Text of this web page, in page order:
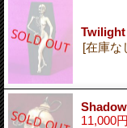
[在庫な
11,000円